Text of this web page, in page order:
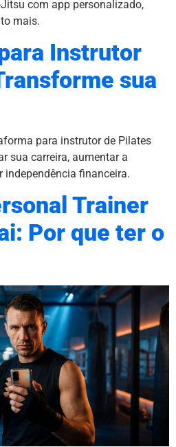
com app personalizado,
mais.
Instrutor
sua
para instrutor de Pilates
sua carreira, aumentar a
independência financeira.
Trainer
Por que ter o